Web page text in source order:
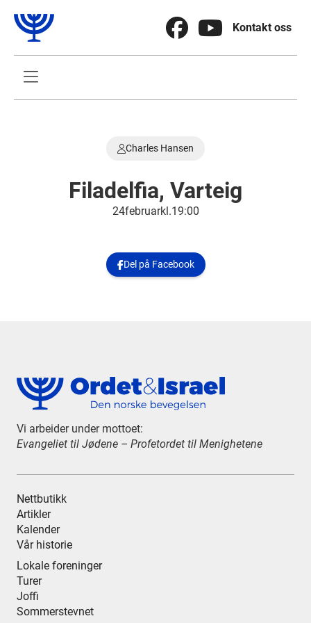
  Kontakt oss

Charles Hansen
Filadelfia, Varteig
24.februarkl.19:00
Del på Facebook
Vi arbeider under mottoet:
Evangeliet til Jødene – Profetordet til Menighetene
Nettbutikk
Artikler
Kalender
Vår historie
Lokale foreninger
Turer
Joffi
Sommerstevnet